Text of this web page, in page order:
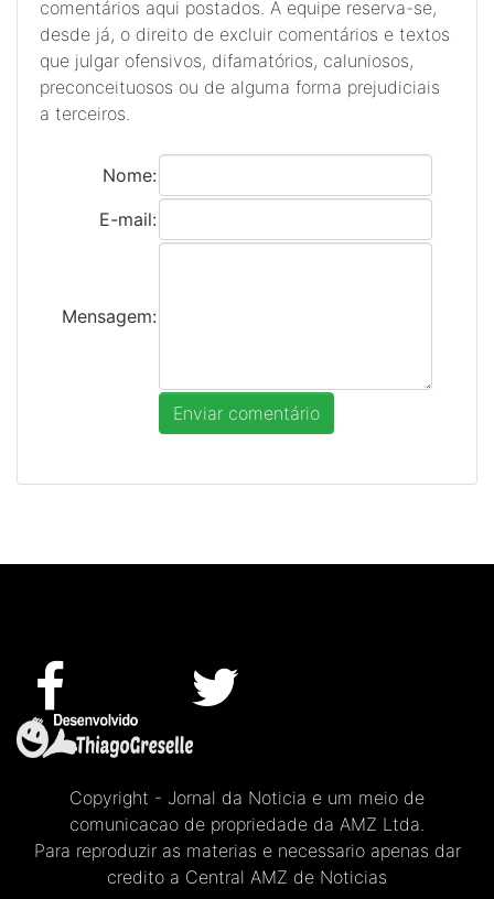
comentários aqui postados. A equipe reserva-se,
desde já, o direito de excluir comentários e textos
que julgar ofensivos, difamatórios, caluniosos,
preconceituosos ou de alguma forma prejudiciais
a terceiros.
Nome:
E-mail:
Mensagem:
Copyright - Jornal da Noticia e um meio de
comunicacao de propriedade da AMZ Ltda.
Para reproduzir as materias e necessario apenas dar
credito a Central AMZ de Noticias